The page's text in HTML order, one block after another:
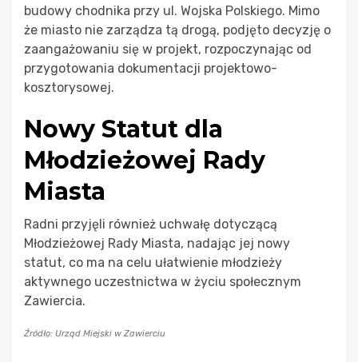
budowy chodnika przy ul. Wojska Polskiego. Mimo
że miasto nie zarządza tą drogą, podjęto decyzję o
zaangażowaniu się w projekt, rozpoczynając od
przygotowania dokumentacji projektowo-
kosztorysowej.
Nowy Statut dla
Młodzieżowej Rady
Miasta
Radni przyjęli również uchwałę dotyczącą
Młodzieżowej Rady Miasta, nadając jej nowy
statut, co ma na celu ułatwienie młodzieży
aktywnego uczestnictwa w życiu społecznym
Zawiercia.
Źródło: Urząd Miejski w Zawierciu